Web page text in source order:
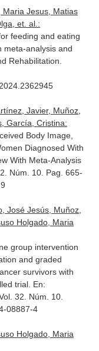
Maria Jesus, Matias
et. al.:
feeding and eating
meta-analysis and
Rehabilitation
Javier, Muñoz,
García, Cristina:
Body Image,
Diagnosed With
With Meta-Analysis
Núm. 10. Pag. 665-
José Jesús, Muñoz,
Holgado, Maria
group intervention
and graded
survivors with
trial. En:
32. Núm. 10.
08887-4
Holgado, Maria